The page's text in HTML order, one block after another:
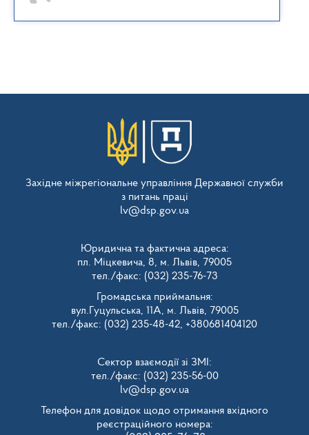
Західне міжрегіональне управління Державної служби
з питань праці
lv@dsp.gov.ua
Юридична та фактична адреса:
пл. Міцкевича, 8, м. Львів, 79005
тел./факс: (032) 235-76-73
Громадська приймальня:
вул.Гуцульська, 11А, м. Львів, 79005
тел./факс: (032) 235-48-42, +380681404120
Сектор взаємодії зі ЗМІ:
тел./факс: (032) 235-56-00
lv@dsp.gov.ua
Телефон для довідок щодо отримання вхідного
реєстраційного номера: